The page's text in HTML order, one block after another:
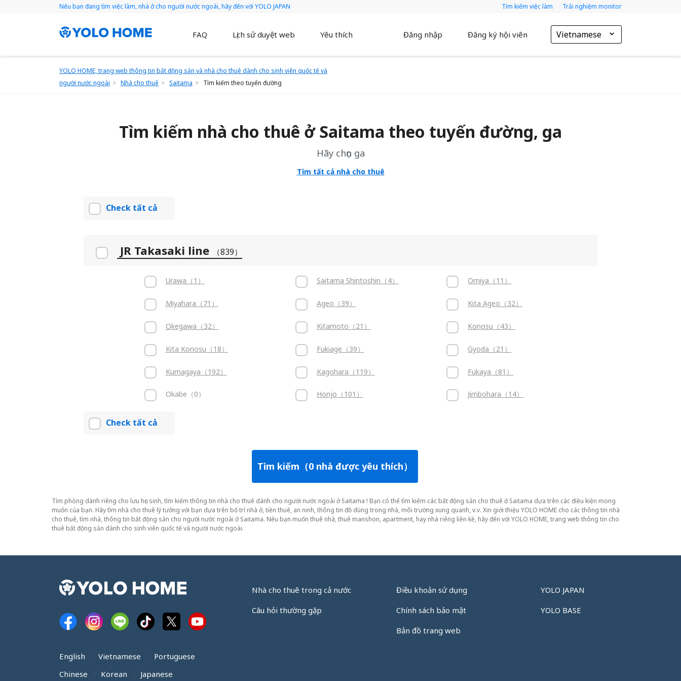
Nếu bạn đang tìm việc làm, nhà ở cho người nước ngoài, hãy đến với YOLO JAPAN Tìm kiếm việc làm Trải nghiệm monitor
FAQ Lịch sử duyệt web Yêu thích Đăng nhập Đăng ký hội viên Vietnamese
YOLO HOME, trang web thông tin bất động sản và nhà cho thuê dành cho sinh viên quốc tế và
người nước ngoài
Nhà cho thuê Saitama Tìm kiếm theo tuyến đường
Tìm kiếm nhà cho thuê ở Saitama theo tuyến đường, ga
Hãy chọn ga
Tìm tất cả nhà cho thuê
Check tất cả
JR Takasaki line （839）
Urawa（1） Saitama Shintoshin（4） Omiya（11）
Miyahara（71） Ageo（39） Kita Ageo（32）
Okegawa（32） Kitamoto（21） Konosu（43）
Kita Konosu（18） Fukiage（39） Gyoda（21）
Kumagaya（192） Kagohara（119） Fukaya（81）
Okabe（0） Honjo（101） Jimbohara（14）
Check tất cả
Tìm kiếm（0 nhà được yêu thích）
Tìm phòng dành riêng cho lưu học sinh, tìm kiếm thông tin nhà cho thuê dành cho người nước ngoài ở Saitama ! Bạn có thể tìm kiếm các bất động sản cho thuê ở Saitama dựa trên các điều kiện mong
muốn của bạn. Hãy tìm nhà cho thuê lý tưởng với bạn dựa trên bố trí nhà ở, tiền thuê, an ninh, thông tin đồ dùng trong nhà, môi trường xung quanh, v.v. Xin giới thiệu YOLO HOME cho các thông tin nhà
cho thuê, tìm nhà, thông tin bất động sản cho người nước ngoài ở Saitama. Nếu bạn muốn thuê nhà, thuê manshon, apartment, hay nhà riêng liền kề, hãy đến với YOLO HOME, trang web thông tin cho
thuê bất động sản dành cho sinh viên quốc tế và người nước ngoài.
English Vietnamese
Portuguese
Chinese
Korean Japanese
Nhà cho thuê trong cả nước
Câu hỏi thường gặp
Điều khoản sử dụng
Chính sách bảo mật
Bản đồ trang web
YOLO JAPAN
YOLO BASE